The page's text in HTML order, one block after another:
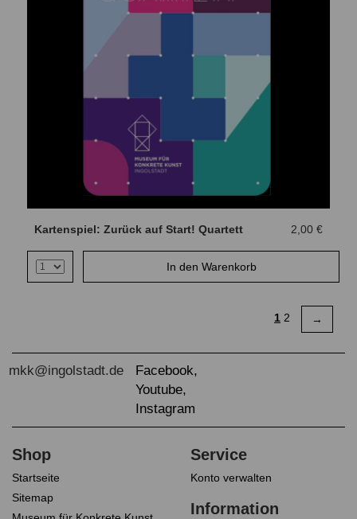
2,00 €
Kartenspiel: Zurück auf Start! Quartett
1 2 →
Startseite
Sitemap
Konto verwalten